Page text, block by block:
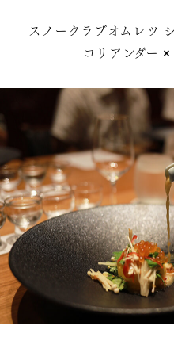
スノークラブオムレツ
コリアンダー